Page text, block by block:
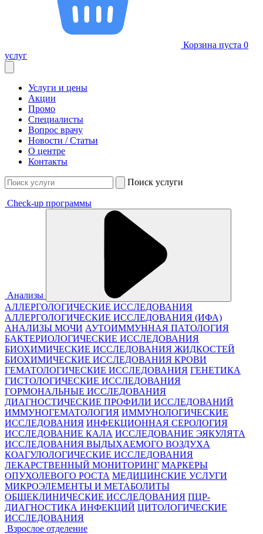
Корзина пуста 0
услуг
Услуги и цены
Акции
Промо
Специалисты
Вопрос врачу
Новости / Статьи
О центре
Контакты
Поиск услуги
Check-up программы
Анализы
АЛЛЕРГОЛОГИЧЕСКИЕ ИССЛЕДОВАНИЯ
АЛЛЕРГОЛОГИЧЕСКИЕ ИССЛЕДОВАНИЯ (ИФА)
АНАЛИЗЫ МОЧИ АУТОИММУННАЯ ПАТОЛОГИЯ
БАКТЕРИОЛОГИЧЕСКИЕ ИССЛЕДОВАНИЯ
БИОХИМИЧЕСКИЕ ИССЛЕДОВАНИЯ ЖИДКОСТЕЙ
БИОХИМИЧЕСКИЕ ИССЛЕДОВАНИЯ КРОВИ
ГЕМАТОЛОГИЧЕСКИЕ ИССЛЕДОВАНИЯ ГЕНЕТИКА
ГИСТОЛОГИЧЕСКИЕ ИССЛЕДОВАНИЯ
ГОРМОНАЛЬНЫЕ ИССЛЕДОВАНИЯ
ДИАГНОСТИЧЕСКИЕ ПРОФИЛИ ИССЛЕДОВАНИЙ
ИММУНОГЕМАТОЛОГИЯ ИММУНОЛОГИЧЕСКИЕ
ИССЛЕДОВАНИЯ ИНФЕКЦИОННАЯ СЕРОЛОГИЯ
ИССЛЕДОВАНИЕ КАЛА ИССЛЕДОВАНИЕ ЭЯКУЛЯТА
ИССЛЕДОВАНИЯ ВЫДЫХАЕМОГО ВОЗДУХА
КОАГУЛОЛОГИЧЕСКИЕ ИССЛЕДОВАНИЯ
ЛЕКАРСТВЕННЫЙ МОНИТОРИНГ МАРКЕРЫ
ОПУХОЛЕВОГО РОСТА МЕДИЦИНСКИЕ УСЛУГИ
МИКРОЭЛЕМЕНТЫ И МЕТАБОЛИТЫ
ОБЩЕКЛИНИЧЕСКИЕ ИССЛЕДОВАНИЯ ПЦР-
ДИАГНОСТИКА ИНФЕКЦИЙ ЦИТОЛОГИЧЕСКИЕ
ИССЛЕДОВАНИЯ
Взрослое отделение